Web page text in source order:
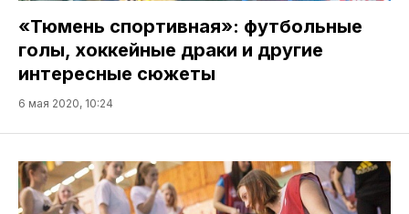
«Тюмень спортивная»: футбольные
голы, хоккейные драки и другие
интересные сюжеты
6 мая 2020, 10:24